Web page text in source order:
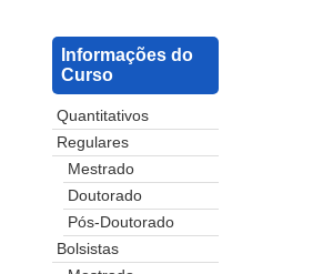
Informações do
Curso
Quantitativos
Regulares
Mestrado
Doutorado
Pós-Doutorado
Bolsistas